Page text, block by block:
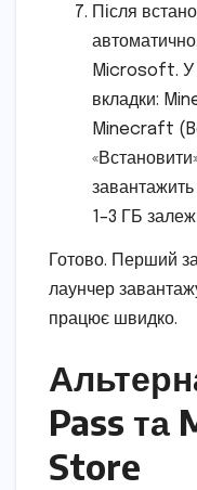
Після
Microsoft. У
вкладки:
Minecraft
1–3 ГБ
Готово. Перший
лаунчер
працює швидко.
Pass та
Store